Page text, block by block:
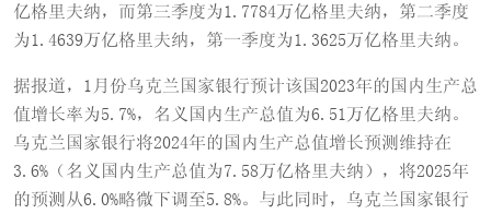
亿格里夫纳，而第三季度为1.7784万亿格里夫纳，第二季度
为1.4639万亿格里夫纳，第一季度为1.3625万亿格里夫纳。
据报道，1月份乌克兰国家银行预计该国2023年的国内生产总
值增长率为5.7%，名义国内生产总值为6.51万亿格里夫纳。
乌克兰国家银行将2024年的国内生产总值增长预测维持在
3.6%（名义国内生产总值为7.58万亿格里夫纳），将2025年
的预测从6.0%略微下调至5.8%。与此同时，乌克兰国家银行